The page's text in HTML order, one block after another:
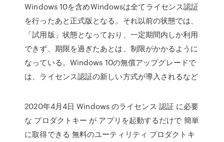
Windows 10を含めWindowsは全てライセンス認証
を行ったあと正式版となる。それ以前の状態では、
「試用版」状態となっており、一定期間内しか利用
できず、期限を過ぎたあとは、制限がかかるように
なっている。Windows 10の無償アップグレードで
は、ライセンス認証の新しい方式が導入されるなど
2020年4月4日 Windows のライセンス 認証 に必要
な プロダクトキー が アプリを起動するだけで 簡単
に取得できる 無料のユーティリティ プロダクトキ